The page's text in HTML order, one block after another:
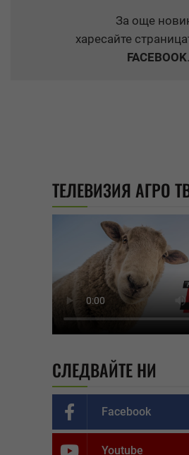
За още
харесайте
FACEBOOK.
ТЕЛЕВИЗИЯ АГРО
СЛЕДВАЙТЕ НИ
Facebook
Youtube